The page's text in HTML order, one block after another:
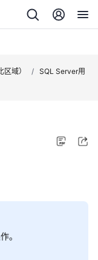
域） / SQL Server用
。